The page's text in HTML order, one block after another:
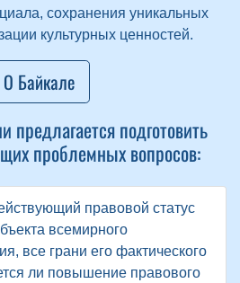
сохранения уникальных
культурных ценностей.
О Байкале
предлагается подготовить
проблемных вопросов:
правовой статус
всемирного
все грани его фактического
ли повышение правового